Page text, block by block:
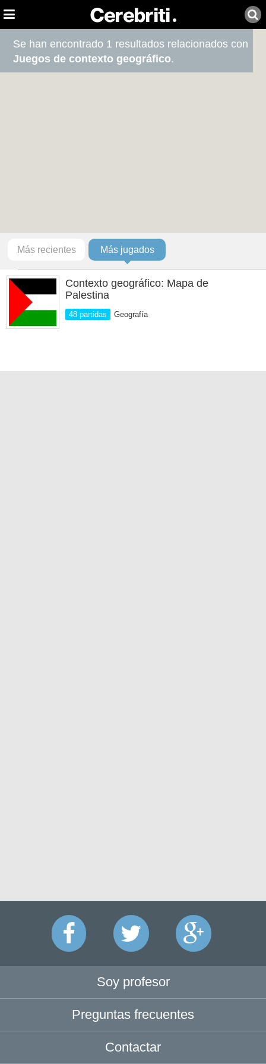
Se han encontrado 1 resultados relacionados con
Juegos de contexto geográfico.
Más recientes Más jugados
Contexto geográfico: Mapa de
Palestina
48 partidas Geografía
Soy profesor
Preguntas frecuentes
Contactar